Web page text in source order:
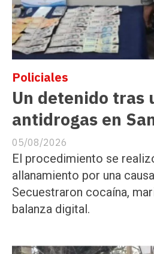
Un detenido tras
antidrogas en
Policiales
05/08/2026
El procedimiento se
allanamiento por una
Secuestraron cocaína,
balanza digital.